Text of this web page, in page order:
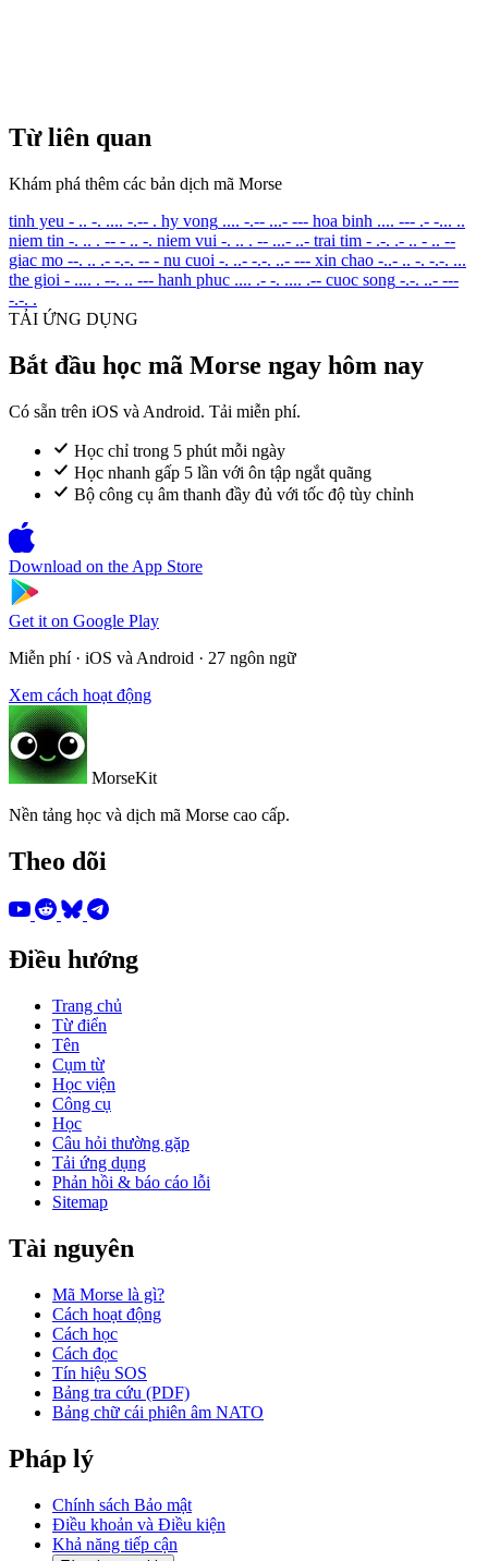
Từ liên quan
Khám phá thêm các bản dịch mã Morse
tinh yeu - .. -. .... -.-- . hy vong .... -.-- ...- --- hoa binh .... --- .- -... ..
niem tin -. .. . -- - .. -. niem vui -. .. . -- ...- ..- trai tim - .-. .- .. - .. --
giac mo --. .. .- -.-. -- - nu cuoi -. ..- -.-. ..- --- xin chao -..- .. -. -.-. ...
the gioi - .... . --. .. --- hanh phuc .... .- -. .... .-- cuoc song -.-. ..- ---
-.-. .
TẢI ỨNG DỤNG
Bắt đầu học mã Morse ngay hôm nay
Có sẵn trên iOS và Android. Tải miễn phí.
Học chỉ trong 5 phút mỗi ngày
Học nhanh gấp 5 lần với ôn tập ngắt quãng
Bộ công cụ âm thanh đầy đủ với tốc độ tùy chỉnh
Download on the App Store
Get it on Google Play
Miễn phí · iOS và Android · 27 ngôn ngữ
Xem cách hoạt động
MorseKit
Nền tảng học và dịch mã Morse cao cấp.
Theo dõi
Điều hướng
Trang chủ
Từ điển
Tên
Cụm từ
Học viện
Công cụ
Học
Câu hỏi thường gặp
Tải ứng dụng
Phản hồi & báo cáo lỗi
Sitemap
Tài nguyên
Mã Morse là gì?
Cách hoạt động
Cách học
Cách đọc
Tín hiệu SOS
Bảng tra cứu (PDF)
Bảng chữ cái phiên âm NATO
Pháp lý
Chính sách Bảo mật
Điều khoản và Điều kiện
Khả năng tiếp cận